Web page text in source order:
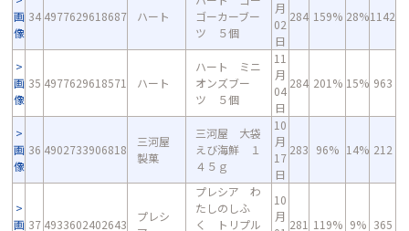
画
像
34 4977629618687 ハート
ゴーカーブー
ツ ５個
月
02
日
284 159% 28%1142
画
像
35 4977629618571 ハート
ハート ミニ
オンズブー
ツ ５個
11
月
04
日
284 201% 15% 963
画
像
36 4902733906818
三河屋
製菓
三河屋 大袋
えび海鮮 １
４５ｇ
10
月
17
日
283 96% 14% 212
画 37 4933602402643
プレシ
プレシア わ
たしのしふ
く トリプル
10
月
281 119% 9% 365